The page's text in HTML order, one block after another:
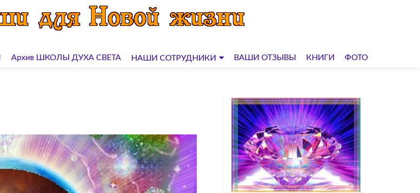
Архив ШКОЛЫ ДУХА СВЕТА НАШИ СОТРУДНИКИ ВАШИ ОТЗЫВЫ КНИГИ ФОТО